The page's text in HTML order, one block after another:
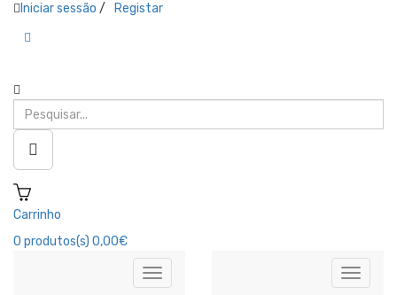
Iniciar sessão / Registar
Carrinho
0 produtos(s) 0,00€